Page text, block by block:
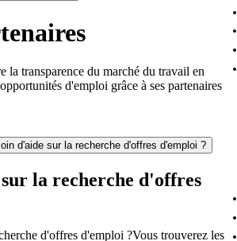
la transparence du marché du travail en
d'emploi grâce à ses partenaires
d'aide sur la recherche d'offres d'emploi ?
la recherche d'offres
d'offres d'emploi ?Vous trouverez les